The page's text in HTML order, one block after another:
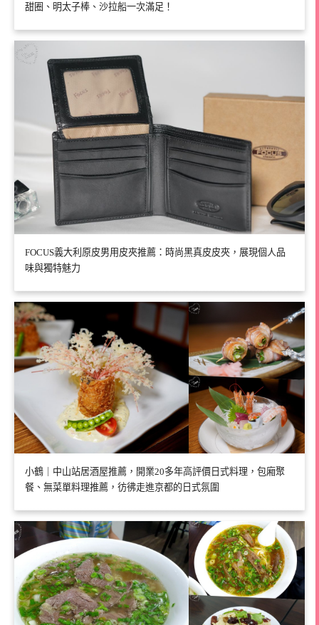
甜圈、明太子棒、沙拉船一次滿足！
FOCUS義大利原皮男用皮夾推薦：時尚黑真皮皮夾，展現個人品
味與獨特魅力
小鶴｜中山站居酒屋推薦，開業20多年高評價日式料理，包廂聚
餐、無菜單料理推薦，彷彿走進京都的日式氛圍